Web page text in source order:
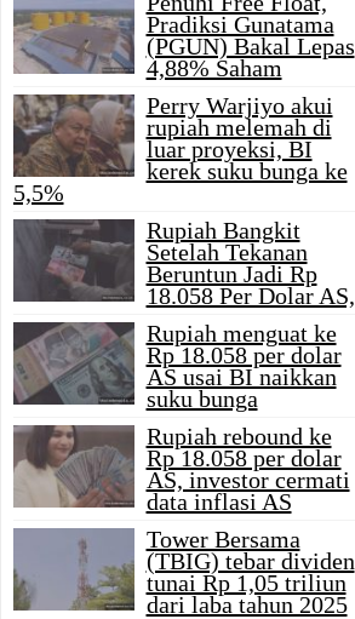
Pradiksi Gunatama
(PGUN) Bakal Lepas
4,88% Saham
Perry Warjiyo akui
rupiah melemah di
luar proyeksi, BI
kerek suku bunga ke
5,5%
Rupiah Bangkit
Setelah Tekanan
Beruntun Jadi Rp
18.058 Per Dolar AS,
Rupiah menguat ke
Rp 18.058 per dolar
AS usai BI naikkan
suku bunga
Rupiah rebound ke
Rp 18.058 per dolar
AS, investor cermati
data inflasi AS
Tower Bersama
(TBIG) tebar dividen
tunai Rp 1,05 triliun
dari laba tahun 2025